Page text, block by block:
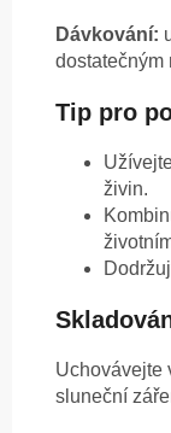
Dávkování:
dostatečným
Tip pro
živin.
Uchovávejte
sluneční